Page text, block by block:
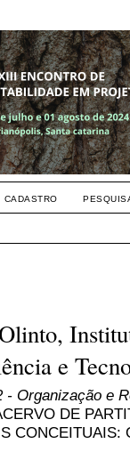
CADASTRO
e
- Organização e
DE
CONCEITUAIS: